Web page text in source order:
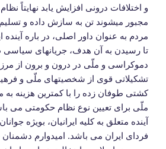
و اختلافات درونی افزایش یابد نهایتاً
مجبور میشوند تن به سازش داده و
مردم به عنوان داور اصلی، در باره آینده
تا رسیدن به آن هدف، جریانهای سیاسی
دموکراسی و ملّی در درون و برون از
تشکیلاتی قوی از شخصیتهای ملّی و
کشتی طوفان زده را با کمترین هزینه به
ملّی برای تعیین نوع نظام حکومتی می
آینده متعلق به کلیه ایرانیان، بویژه
فردای ایران می باشد. امیدوارم